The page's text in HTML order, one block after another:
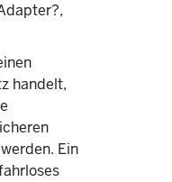
handelt,
Ein